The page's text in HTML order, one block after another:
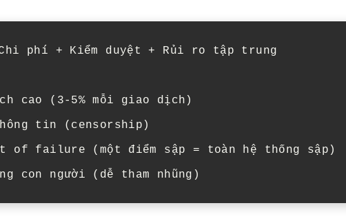
phí + Kiểm duyệt + Rủi ro tập trung
cao (3-5% mỗi giao dịch)
tin (censorship)
of failure (một điểm sập = toàn hệ thống sập)
con người (dễ tham nhũng)